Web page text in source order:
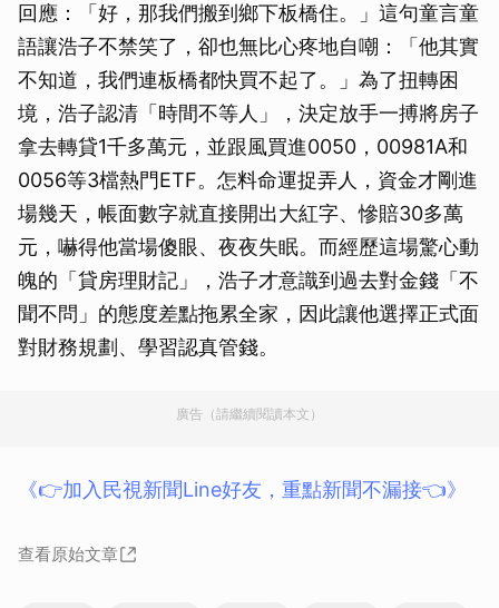
回應：「好，那我們搬到鄉下板橋住。」這句童言童
語讓浩子不禁笑了，卻也無比心疼地自嘲：「他其實
不知道，我們連板橋都快買不起了。」為了扭轉困
境，浩子認清「時間不等人」，決定放手一搏將房子
拿去轉貸1千多萬元，並跟風買進0050，00981A和
0056等3檔熱門ETF。怎料命運捉弄人，資金才剛進
場幾天，帳面數字就直接開出大紅字、慘賠30多萬
元，嚇得他當場傻眼、夜夜失眠。而經歷這場驚心動
魄的「貸房理財記」，浩子才意識到過去對金錢「不
聞不問」的態度差點拖累全家，因此讓他選擇正式面
對財務規劃、學習認真管錢。
廣告（請繼續閱讀本文）
《👉加入民視新聞Line好友，重點新聞不漏接👈》
查看原始文章